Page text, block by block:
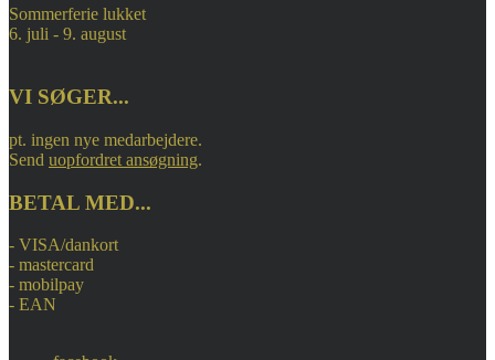
Sommerferie lukket
6. juli - 9. august
VI SØGER...
pt. ingen nye medarbejdere.
Send uopfordret ansøgning.
BETAL MED...
- VISA/dankort
- mastercard
- mobilpay
- EAN